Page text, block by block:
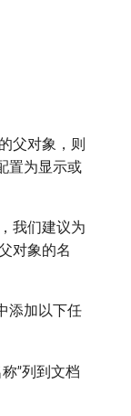
父对象，则
置为显示或
我们建议为
对象的名
添加以下任
”列到文档